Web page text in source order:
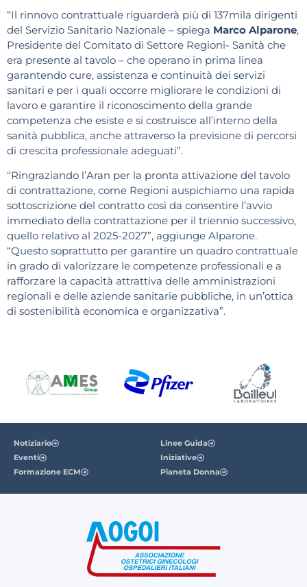
“Il rinnovo contrattuale riguarderà più di 137mila dirigenti
del Servizio Sanitario Nazionale – spiega Marco Alparone,
Presidente del Comitato di Settore Regioni- Sanità che
era presente al tavolo – che operano in prima linea
garantendo cure, assistenza e continuità dei servizi
sanitari e per i quali occorre migliorare le condizioni di
lavoro e garantire il riconoscimento della grande
competenza che esiste e si costruisce all’interno della
sanità pubblica, anche attraverso la previsione di percorsi
di crescita professionale adeguati”.
“Ringraziando l’Aran per la pronta attivazione del tavolo
di contrattazione, come Regioni auspichiamo una rapida
sottoscrizione del contratto così da consentire l’avvio
immediato della contrattazione per il triennio successivo,
quello relativo al 2025-2027”, aggiunge Alparone.
“Questo soprattutto per garantire un quadro contrattuale
in grado di valorizzare le competenze professionali e a
rafforzare la capacità attrattiva delle amministrazioni
regionali e delle aziende sanitarie pubbliche, in un’ottica
di sostenibilità economica e organizzativa”.
Notiziario
Eventi
Formazione ECM
Linee Guida
Iniziative
Pianeta Donna